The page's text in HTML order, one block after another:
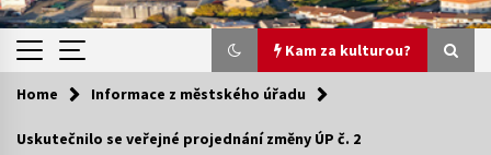
Kam za kulturou?
Kam za kulturou?
Home Informace z městského úřadu
Uskutečnilo se veřejné projednání změny ÚP č. 2